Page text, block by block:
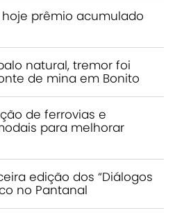
prêmio acumulado
natural, tremor foi
de mina em Bonito
de ferrovias e
para melhorar
edição dos “Diálogos
no Pantanal